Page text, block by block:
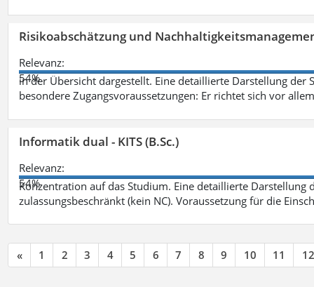
Risikoabschätzung und
Relevanz:
54%
in der Übersicht dargestellt. Eine detaillierte Darstellung der
besondere Zugangsvoraussetzungen: Er richtet sich vor
Informatik dual - KITS (B.Sc.)
Relevanz:
54%
Konzentration auf das Studium. Eine detaillierte
zulassungsbeschränkt (kein NC). Voraussetzung für die
« 1 2 3 4 5 6 7 8 9 10 11 12